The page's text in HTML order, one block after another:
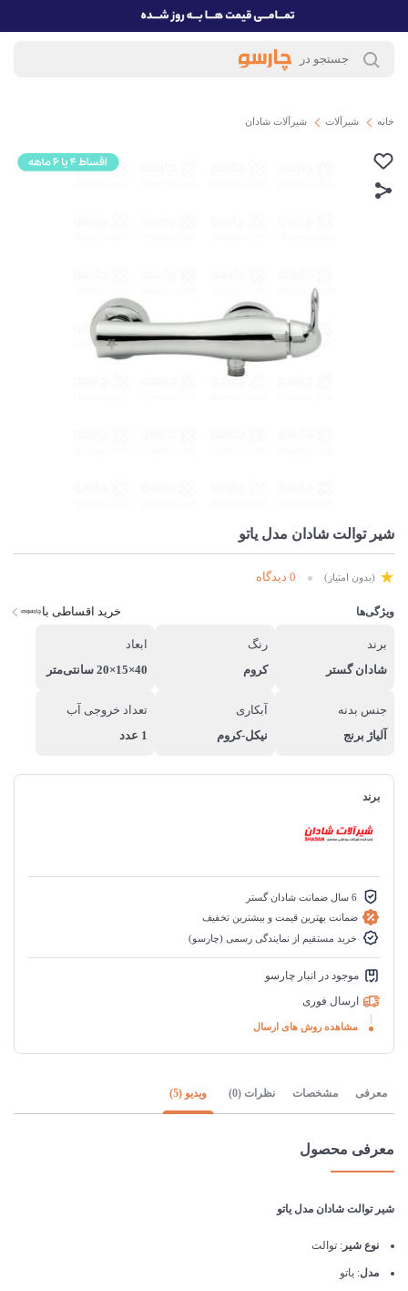
خانه شیرآلات شیرآلات شادان
شیر توالت شادان مدل یاتو
(بدون امتیاز) 0 دیدگاه
ویژگی‌ها خرید اقساطی با
برند
شادان گستر
رنگ
کروم
ابعاد
40×15×20 سانتی‌متر
جنس بدنه
آلیاژ برنج
آبکاری
نیکل-کروم
تعداد خروجی آب
1 عدد
برند
6 سال ضمانت شادان گستر
ضمانت بهترین قیمت و بیشترین تخفیف
خرید مستقیم از نمایندگی رسمی (چارسو)
موجود در انبار چارسو
ارسال فوری
مشاهده روش های ارسال
معرفی مشخصات نظرات (0) ویدیو (5)
معرفی محصول
شیر توالت شادان مدل یاتو
نوع شیر : توالت
مدل: یاتو